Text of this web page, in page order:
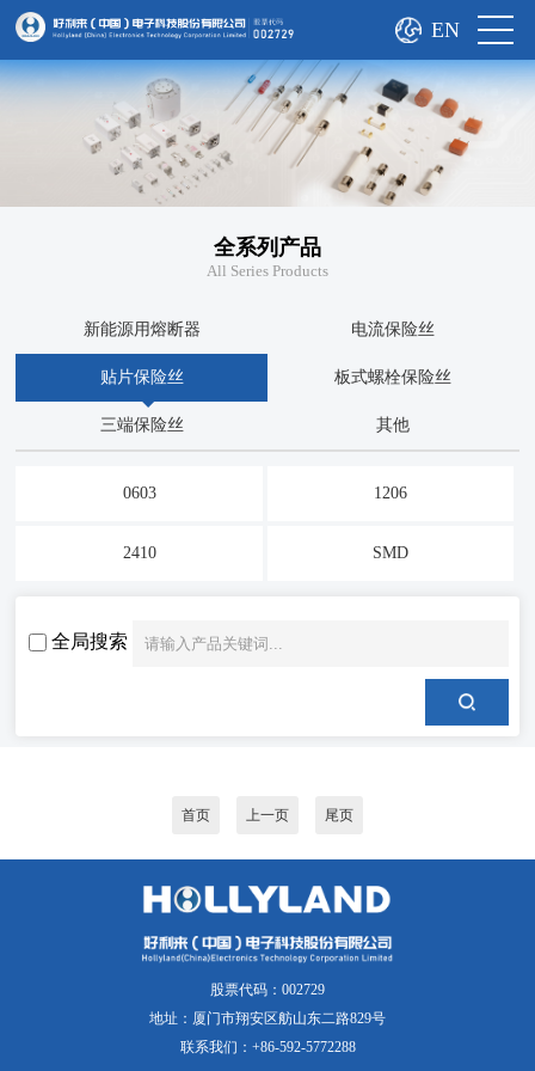
EN
全系列产品
All Series Products
新能源用熔断器 电流保险丝
贴片保险丝 板式螺栓保险丝
三端保险丝 其他
0603 1206
2410 SMD
全局搜索
首页 上一页 尾页
股票代码：002729
地址：厦门市翔安区舫山东二路829号
联系我们：+86-592-5772288